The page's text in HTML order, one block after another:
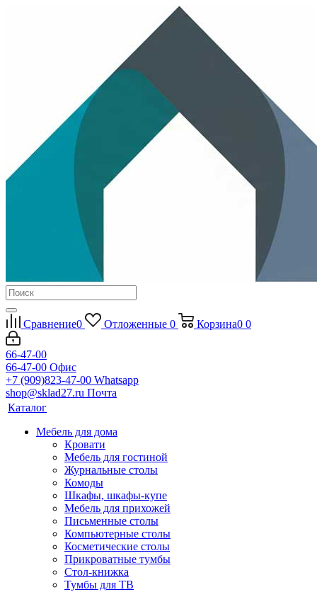
Сравнение0 Отложенные 0 Корзина0 0
66-47-00
66-47-00 Офис
+7 (909)823-47-00 Whatsapp
shop@sklad27.ru Почта
Каталог
Мебель для дома
Кровати
Мебель для гостиной
Журнальные столы
Комоды
Шкафы, шкафы-купе
Мебель для прихожей
Письменные столы
Компьютерные столы
Косметические столы
Прикроватные тумбы
Стол-книжка
Тумбы для ТВ